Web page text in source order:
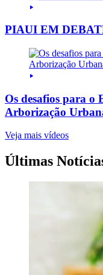
PIAUI EM
Os desafios para o
Arborização
Veja mais vídeos
Últimas